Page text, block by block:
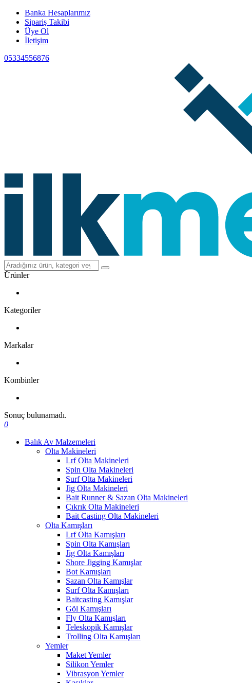
Banka Hesaplarımız
Sipariş Takibi
Üye Ol
İletişim
05334556876
Ürünler
Kategoriler
Markalar
Kombinler
Sonuç bulunamadı.
0
Balık Av Malzemeleri
Olta Makineleri
Lrf Olta Makineleri
Spin Olta Makineleri
Surf Olta Makineleri
Jig Olta Makineleri
Bait Runner & Sazan Olta Makineleri
Çıkrık Olta Makineleri
Bait Casting Olta Makineleri
Olta Kamışları
Lrf Olta Kamışları
Spin Olta Kamışları
Jig Olta Kamışları
Shore Jigging Kamışlar
Bot Kamışları
Sazan Olta Kamışlar
Surf Olta Kamışları
Baitcasting Kamışlar
Göl Kamışları
Fly Olta Kamışları
Teleskopik Kamışlar
Trolling Olta Kamışları
Yemler
Maket Yemler
Silikon Yemler
Vibrasyon Yemler